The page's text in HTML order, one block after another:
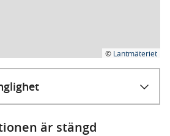
© Lantmäteriet
är stängd